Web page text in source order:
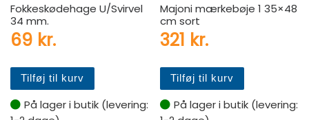
Fokkeskødehage U/Svirvel
34 mm.
69 kr.
Tilføj til kurv
På lager i butik (levering:
Majoni mærkebøje 1 35×48
cm sort
321 kr.
Tilføj til kurv
På lager i butik (levering: